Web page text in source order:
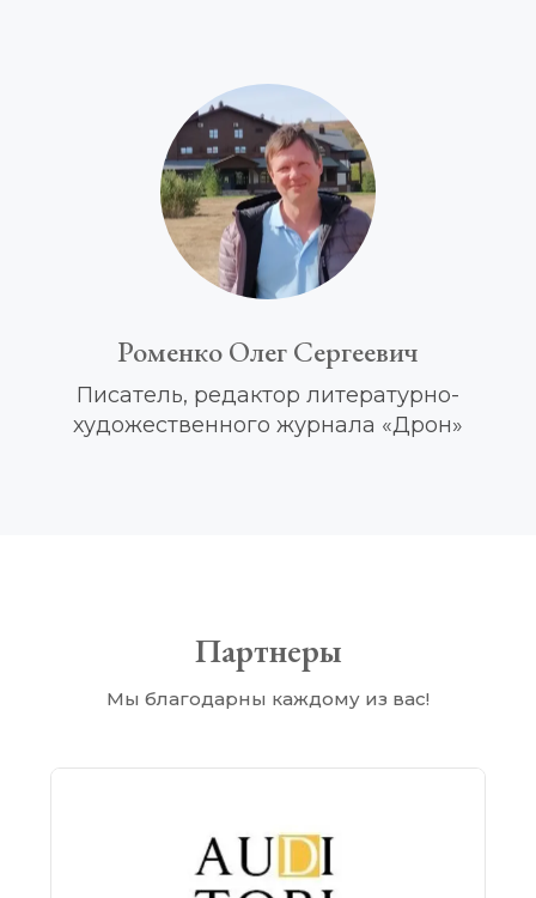
Роменко Олег Сергеевич
Писатель, редактор литературно-
художественного журнала «Дрон»
Партнеры
Мы благодарны каждому из вас!